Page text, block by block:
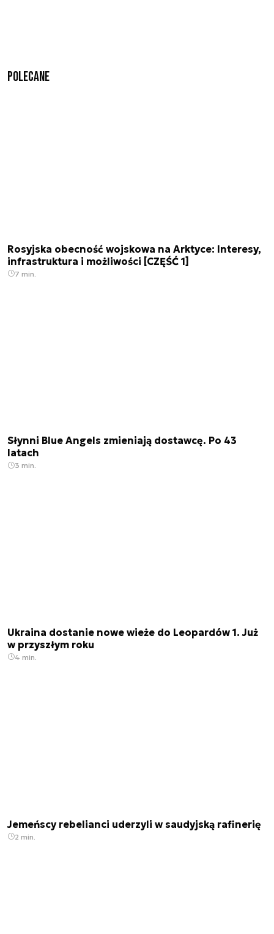
Polecane
Rosyjska obecność wojskowa na Arktyce: Interesy,
infrastruktura i możliwości [CZĘŚĆ 1]
7 min.
Słynni Blue Angels zmieniają dostawcę. Po 43
latach
3 min.
Ukraina dostanie nowe wieże do Leopardów 1. Już
w przyszłym roku
4 min.
Jemeńscy rebelianci uderzyli w saudyjską rafinerię
2 min.